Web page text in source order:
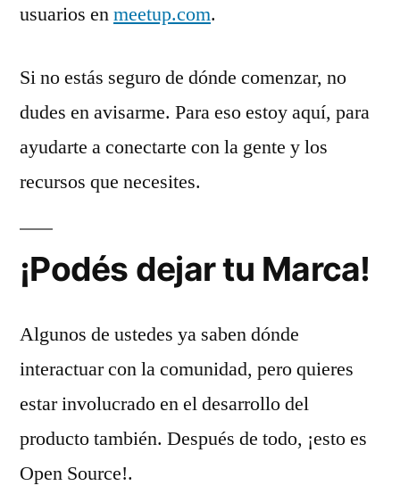
usuarios enmeetup.com.
Si no estás seguro de dónde comenzar, no
dudes en avisarme. Para eso estoy aquí, para
ayudarte a conectarte con la gente y los
recursos que necesites.
¡Podés dejar tu Marca!
Algunos de ustedes ya saben dónde
interactuar con la comunidad, pero quieres
estar involucrado en el desarrollo del
producto también. Después de todo, ¡esto es
Open Source!.